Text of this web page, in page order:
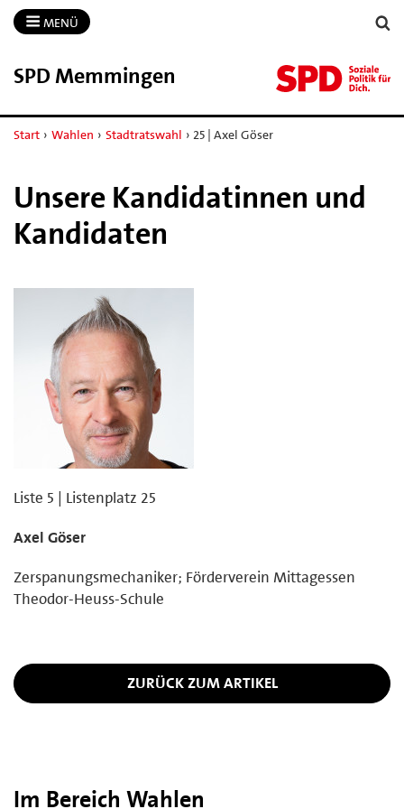
MENÜ
SPD Memmingen
Start › Wahlen › Stadtratswahl › 25 | Axel Göser
Unsere Kandidatinnen und
Kandidaten
Liste 5 | Listenplatz 25
Axel Göser
Zerspanungsmechaniker; Förderverein Mittagessen
Theodor-Heuss-Schule
ZURÜCK ZUM ARTIKEL
Im Bereich Wahlen